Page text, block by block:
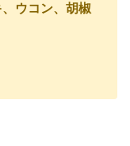
ウコン、胡椒